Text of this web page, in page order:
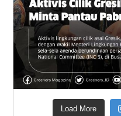
Load More